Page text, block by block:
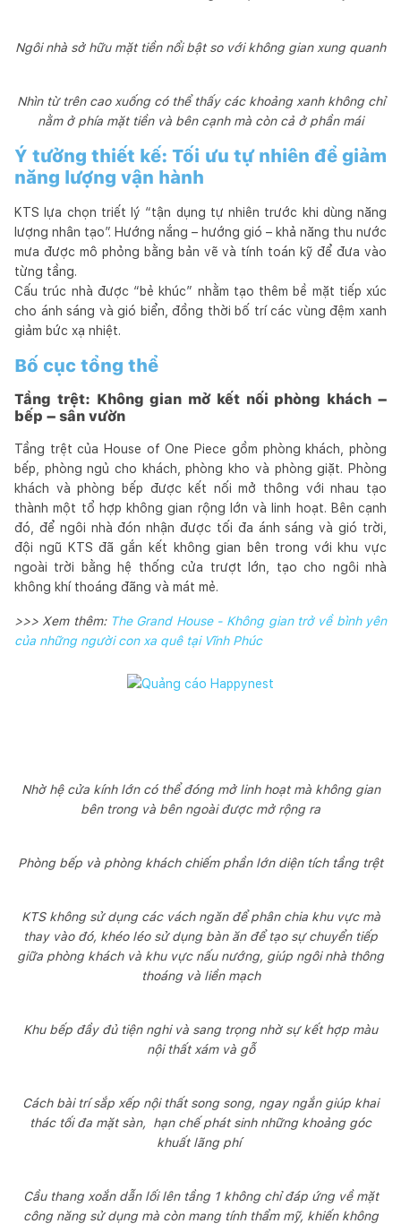
Ngôi nhà sở hữu mặt tiền nổi bật so với không gian xung quanh
Nhìn từ trên cao xuống có thể thấy các khoảng xanh không chỉ
nằm ở phía mặt tiền và bên cạnh mà còn cả ở phần mái
Ý tưởng thiết kế: Tối ưu tự nhiên để giảm
năng lượng vận hành
KTS lựa chọn triết lý “tận dụng tự nhiên trước khi dùng năng
lượng nhân tạo”. Hướng nắng – hướng gió – khả năng thu nước
mưa được mô phỏng bằng bản vẽ và tính toán kỹ để đưa vào
từng tầng.
Cấu trúc nhà được “bẻ khúc” nhằm tạo thêm bề mặt tiếp xúc
cho ánh sáng và gió biển, đồng thời bố trí các vùng đệm xanh
giảm bức xạ nhiệt.
Bố cục tổng thể
Tầng trệt: Không gian mở kết nối phòng khách –
bếp – sân vườn
Tầng trệt của House of One Piece gồm phòng khách, phòng
bếp, phòng ngủ cho khách, phòng kho và phòng giặt. Phòng
khách và phòng bếp được kết nối mở thông với nhau tạo
thành một tổ hợp không gian rộng lớn và linh hoạt. Bên cạnh
đó, để ngôi nhà đón nhận được tối đa ánh sáng và gió trời,
đội ngũ KTS đã gắn kết không gian bên trong với khu vực
ngoài trời bằng hệ thống cửa trượt lớn, tạo cho ngôi nhà
không khí thoáng đãng và mát mẻ.
>>> Xem thêm: The Grand House - Không gian trở về bình yên
của những người con xa quê tại Vĩnh Phúc
Nhờ hệ cửa kính lớn có thể đóng mở linh hoạt mà không gian
bên trong và bên ngoài được mở rộng ra
Phòng bếp và phòng khách chiếm phần lớn diện tích tầng trệt
KTS không sử dụng các vách ngăn để phân chia khu vực mà
thay vào đó, khéo léo sử dụng bàn ăn để tạo sự chuyển tiếp
giữa phòng khách và khu vực nấu nướng, giúp ngôi nhà thông
thoáng và liền mạch
Khu bếp đầy đủ tiện nghi và sang trọng nhờ sự kết hợp màu
nội thất xám và gỗ
Cách bài trí sắp xếp nội thất song song, ngay ngắn giúp khai
thác tối đa mặt sàn, hạn chế phát sinh những khoảng góc
khuất lãng phí
Cầu thang xoắn dẫn lối lên tầng 1 không chỉ đáp ứng về mặt
công năng sử dụng mà còn mang tính thẩm mỹ, khiến không